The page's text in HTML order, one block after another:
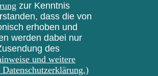
zur Kenntnis
dass die von
erhoben und
werden dabei nur
des
und weitere